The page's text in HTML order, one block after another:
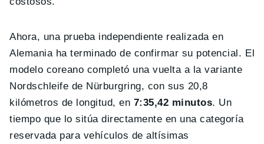
Ahora, una prueba independiente realizada en
Alemania ha terminado de confirmar su potencial. El
modelo coreano completó una vuelta a la variante
Nordschleife de Nürburgring, con sus 20,8
kilómetros de longitud, en 7:35,42 minutos. Un
tiempo que lo sitúa directamente en una categoría
reservada para vehículos de altísimas